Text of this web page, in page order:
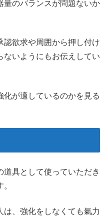
量のバランスが問題ないか
認欲求や周囲から押し付け
ないようにもお伝えしてい
が適しているのかを見る
具として使っていただき
、強化をしなくても氣力